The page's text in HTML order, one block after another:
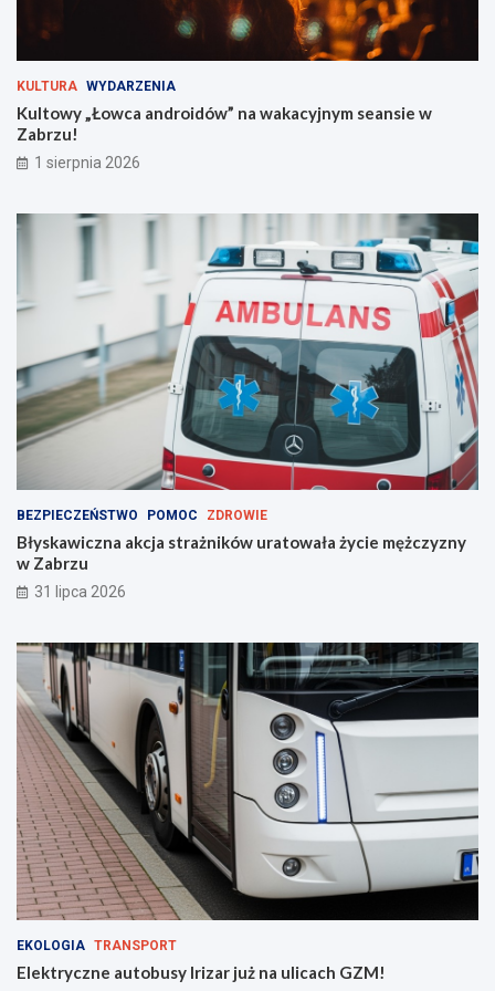
i
s
w
i
e
i
?
i
e
Z
a
b
u
KULTURA WYDARZENIA
Kultowy „Łowca androidów” na wakacyjnym seansie w
Zabrzu!
1 sierpnia 2026
BEZPIECZEŃSTWO POMOC ZDROWIE
Błyskawiczna akcja strażników uratowała życie mężczyzny
w Zabrzu
31 lipca 2026
EKOLOGIA TRANSPORT
Elektryczne autobusy Irizar już na ulicach GZM!